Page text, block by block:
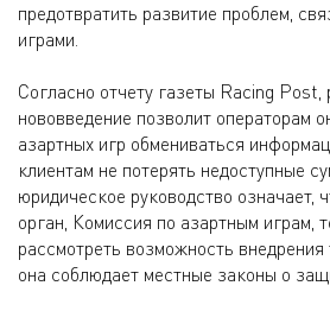
предотвратить развитие проблем,
играми.
Согласно отчету газеты Racing Post,
нововведение позволит операторам
азартных игр обмениваться
клиентам не потерять недоступные
юридическое руководство означает,
орган, Комиссия по азартным играм,
рассмотреть возможность
она соблюдает местные законы о